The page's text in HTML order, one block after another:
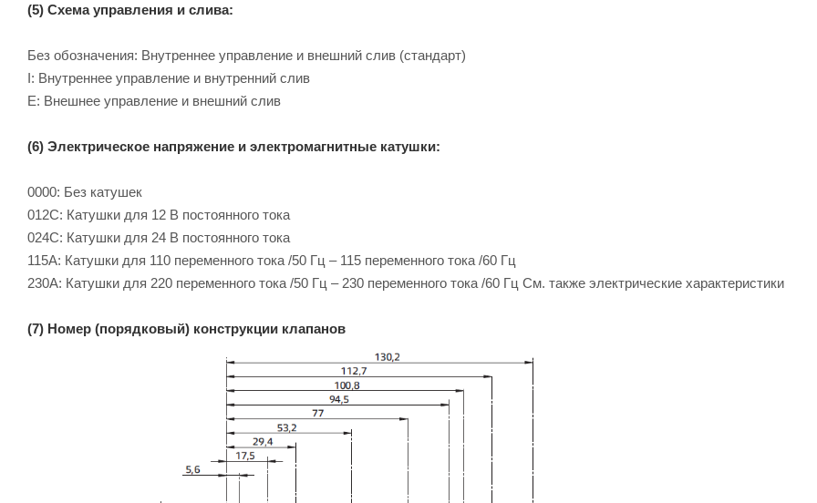
(5) Схема управления и слива:
Без обозначения: Внутреннее управление и внешний слив (стандарт)
I: Внутреннее управление и внутренний слив
E: Внешнее управление и внешний слив
(6) Электрическое напряжение и электромагнитные катушки:
0000: Без катушек
012C: Катушки для 12 B постоянного тока
024C: Катушки для 24 B постоянного тока
115A: Катушки для 110 переменного тока /50 Гц – 115 переменного тока /60 Гц
230A: Катушки для 220 переменного тока /50 Гц – 230 переменного тока /60 Гц См. также электрические характеристики
(7) Номер (порядковый) конструкции клапанов